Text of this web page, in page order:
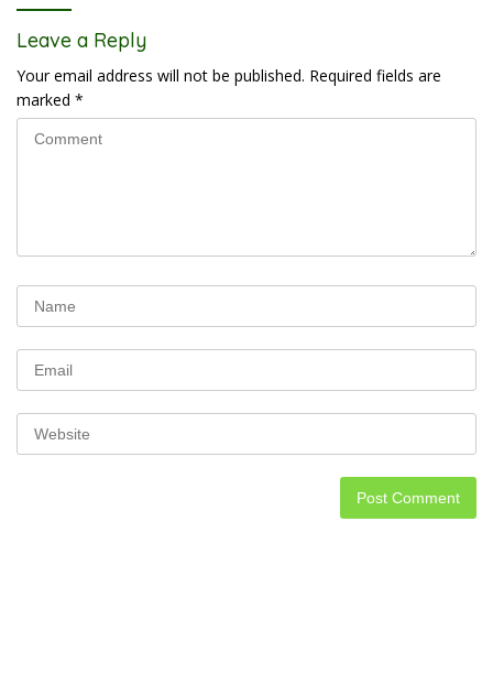
Leave a Reply
Your email address will not be published. Required fields are
marked *